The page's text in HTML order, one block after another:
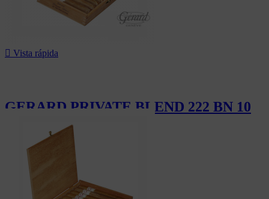
 Vista rápida
GERARD PRIVATE BLEND 222 BN 10
110,00 CHF